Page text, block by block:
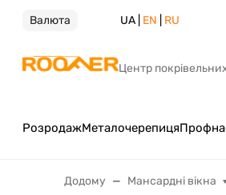
Валюта UA | EN RU
Центр
РозродажМеталочерепиця
Додому Мансардні вікна